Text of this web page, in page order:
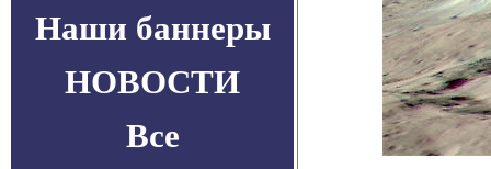
Наши баннеры
НОВОСТИ
Все